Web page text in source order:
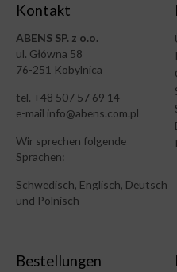
Kontakt
ABENS SP. z o.o.
ul. Główna 58
76-251 Kobylnica
tel. +48 507 57 69 14
e-mail info@abens.com.pl
Wir sprechen folgende
Sprachen:
Schwedisch, Englisch, Deutsch
und Polnisch
Bestellungen